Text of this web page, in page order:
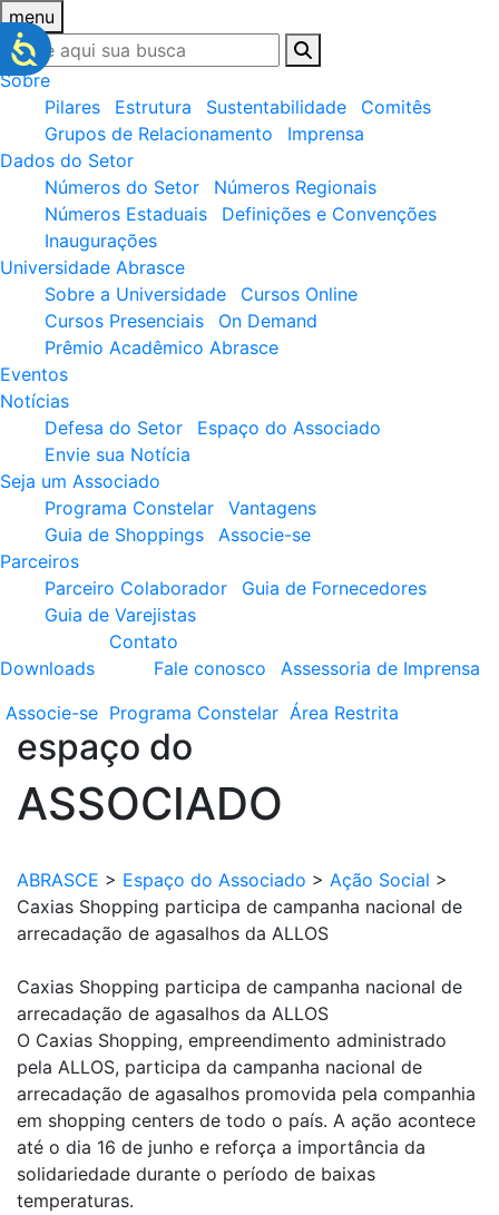
menu
Sobre
Pilares
Estrutura Sustentabilidade
Comitês
Grupos de Relacionamento
Imprensa
Dados do Setor
Números do Setor
Números Regionais
Números Estaduais
Definições e Convenções
Inaugurações
Universidade Abrasce
Sobre a Universidade
Cursos Online
Cursos Presenciais
On Demand
Prêmio Acadêmico Abrasce
Eventos
Notícias
Defesa do Setor
Espaço do Associado
Envie sua Notícia
Seja um Associado
Programa Constelar
Vantagens
Guia de Shoppings
Associe-se
Parceiros
Parceiro Colaborador
Guia de Fornecedores
Guia de Varejistas
Downloads
Contato
Fale conosco
Assessoria de Imprensa
Associe-se Programa Constelar Área Restrita
espaço do
ASSOCIADO
ABRASCE > Espaço do Associado > Ação Social >
Caxias Shopping participa de campanha nacional de
arrecadação de agasalhos da ALLOS
Caxias Shopping participa de campanha nacional de
arrecadação de agasalhos da ALLOS
O Caxias Shopping, empreendimento administrado
pela ALLOS, participa da campanha nacional de
arrecadação de agasalhos promovida pela companhia
em shopping centers de todo o país. A ação acontece
até o dia 16 de junho e reforça a importância da
solidariedade durante o período de baixas
temperaturas.